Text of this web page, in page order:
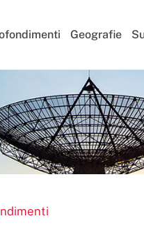
Geografie